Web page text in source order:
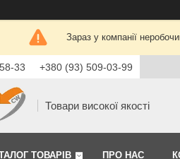
Зараз у компанії
33 +380 (93) 509-03-99
Товари високої якості
ТОВАРІВ ПРО НАС